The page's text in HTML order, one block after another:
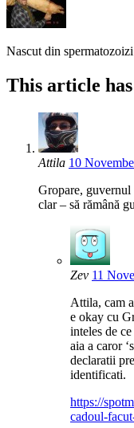
Nascut din
This article
Attila 10
Gropare, guvernul
clar – să rămână
Zev 11
Attila, cam
e okay cu
inteles de
aia a caror
declaratii
identificati.
https://
cadoul-